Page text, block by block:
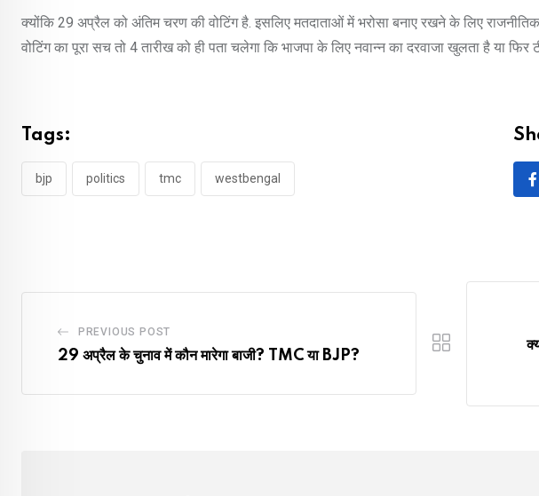
क्योंकि 29 अप्रैल को अंतिम चरण की वोटिंग है. इसलिए मतदाताओं में भरोसा बनाए रखने के लिए
वोटिंग का पूरा सच तो 4 तारीख को ही पता चलेगा कि भाजपा के लिए नवान्न का दरवाजा खुलता है या फिर
Tags:
bjp politics tmc westbengal
PREVIOUS POST
29 अप्रैल के चुनाव में कौन मारेगा बाजी? TMC या BJP?